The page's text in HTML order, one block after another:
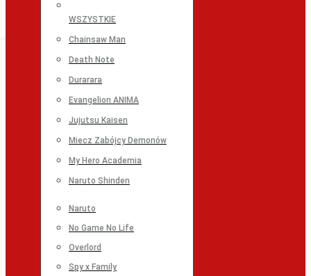
WSZYSTKIE
Chainsaw Man
Death Note
Durarara
Evangelion ANIMA
Jujutsu Kaisen
Miecz Zabójcy Demonów
My Hero Academia
Naruto Shinden
Naruto
No Game No Life
Overlord
Spy x Family